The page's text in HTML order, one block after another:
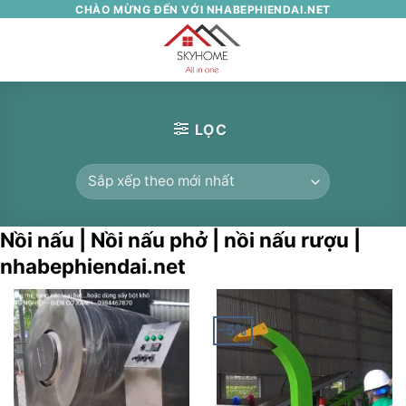
CHÀO MỪNG ĐẾN VỚI NHABEPHIENDAI.NET
LỌC
Nồi nấu | Nồi nấu phở | nồi nấu rượu |
nhabephiendai.net
-5%